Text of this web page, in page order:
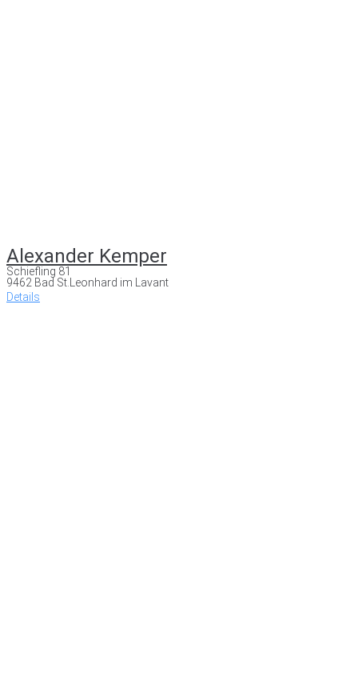
Alexander Kemper
Schiefling 81
9462 Bad St.Leonhard im Lavant
Details